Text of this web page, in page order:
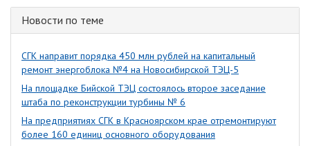
Новости по теме
СГК направит порядка 450 млн рублей на капитальный
ремонт энергоблока №4 на Новосибирской ТЭЦ-5
На площадке Бийской ТЭЦ состоялось второе заседание
штаба по реконструкции турбины № 6
На предприятиях СГК в Красноярском крае отремонтируют
более 160 единиц основного оборудования